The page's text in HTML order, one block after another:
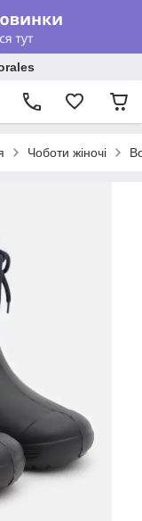
Чоботи жіночі